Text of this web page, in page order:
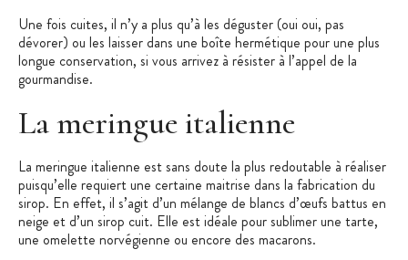
Une fois cuites, il n’y a plus qu’à les déguster (oui oui, pas
dévorer) ou les laisser dans une boîte hermétique pour une plus
longue conservation, si vous arrivez à résister à l’appel de la
gourmandise.
La meringue italienne
La meringue italienne est sans doute la plus redoutable à réaliser
puisqu’elle requiert une certaine maitrise dans la fabrication du
sirop. En effet, il s’agit d’un mélange de blancs d’œufs battus en
neige et d’un sirop cuit. Elle est idéale pour sublimer une tarte,
une omelette norvégienne ou encore des macarons.